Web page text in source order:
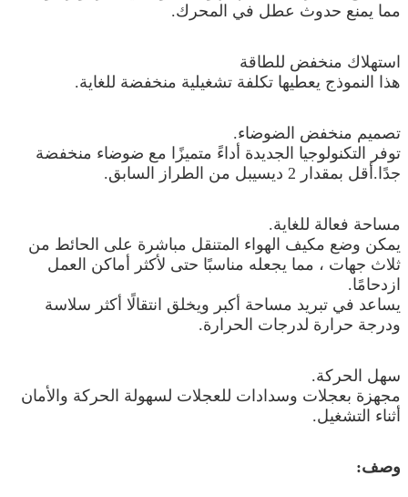
مما يمنع حدوث عطل في المحرك.
استهلاك منخفض للطاقة
هذا النموذج يعطيها تكلفة تشغيلية منخفضة للغاية.
تصميم منخفض الضوضاء.
توفر التكنولوجيا الجديدة أداءً متميزًا مع ضوضاء منخفضة
جدًا.أقل بمقدار 2 ديسيبل من الطراز السابق.
مساحة فعالة للغاية.
يمكن وضع مكيف الهواء المتنقل مباشرة على الحائط من
ثلاث جهات ، مما يجعله مناسبًا حتى لأكثر أماكن العمل
ازدحامًا.
يساعد في تبريد مساحة أكبر ويخلق انتقالًا أكثر سلاسة
ودرجة حرارة لدرجات الحرارة.
سهل الحركة.
مجهزة بعجلات وسدادات للعجلات لسهولة الحركة والأمان
أثناء التشغيل.
وصف: